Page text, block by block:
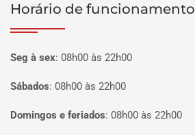
Horário de funcionamento
Seg à sex: 08h00 às 22h00
Sábados: 08h00 às 22h00
Domingos e feriados: 08h00 às 22h00